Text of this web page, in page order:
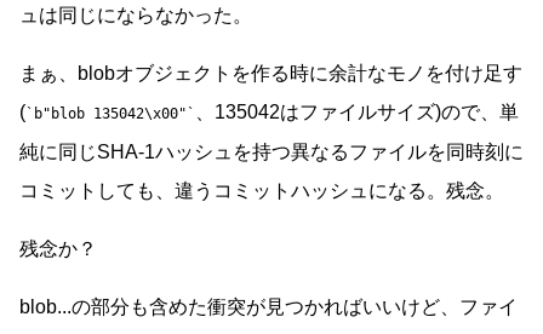
ュは同じにならなかった。
まぁ、blobオブジェクトを作る時に余計なモノを付け足す
(
b"blob 135042\x00"
、135042はファイルサイズ)ので、単
純に同じSHA-1ハッシュを持つ異なるファイルを同時刻に
コミットしても、違うコミットハッシュになる。残念。
残念か？
blob...の部分も含めた衝突が見つかればいいけど、ファイ